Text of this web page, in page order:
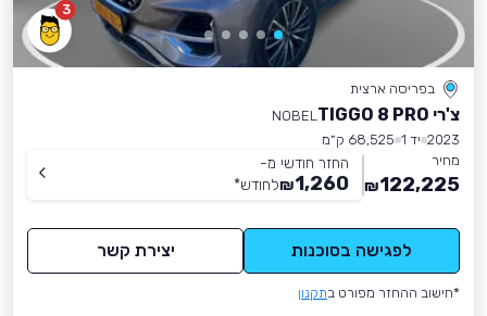
3
בפריסה ארצית
צ'רי TIGGO 8 PRO
NOBEL
2023 יד 1
68,525 ק״מ
מחיר
122,225
₪
החזר חודשי מ-
1,260
₪לחודש*
לפגישה בסוכנות יצירת קשר
*חישוב ההחזר מפורט בתקנון